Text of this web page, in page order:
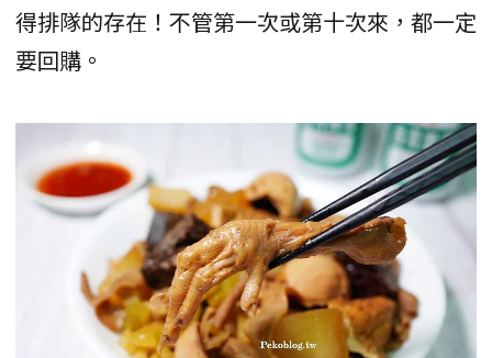
得排隊的存在！不管第一次或第十次來，都一定
要回購。